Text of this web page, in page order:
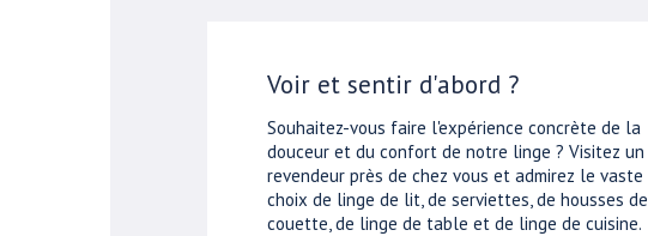
Voir et sentir d'abord ?
Souhaitez-vous faire l'expérience concrète de la
douceur et du confort de notre linge ? Visitez un
revendeur près de chez vous et admirez le vaste
choix de linge de lit, de serviettes, de housses de
couette, de linge de table et de linge de cuisine.